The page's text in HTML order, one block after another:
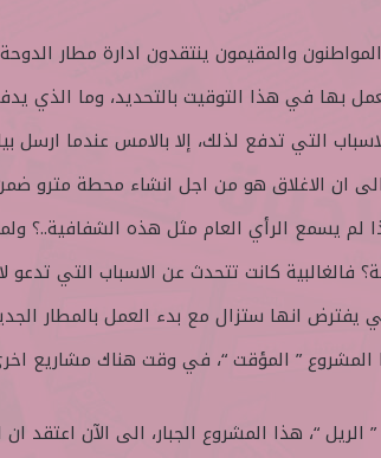
والمقيمون ينتقدون ادارة مطار
بها في هذا التوقيت بالتحديد، وما الذي
التي تدفع لذلك، إلا بالامس عندما
ان الاغلاق هو من اجل انشاء محطة مترو
لم يسمع الرأي العام مثل هذه الشفافية..؟
فالغالبية كانت تتحدث عن الاسباب التي تدعو
يفترض انها ستزال مع بدء العمل بالمطار
” المؤقت “، في وقت هناك مشاريع
“، هذا المشروع الجبار، الى الآن اعتقد ان